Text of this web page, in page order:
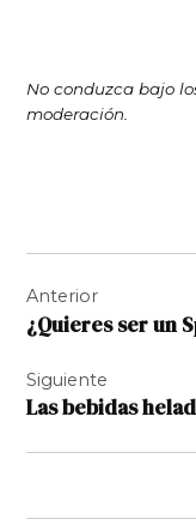
No conduzca bajo
moderación.
de
entradas
Anterior
¿Quieres ser un
Siguiente
Las bebidas